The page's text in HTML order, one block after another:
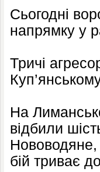
Сьогодні
напрямку у
Тричі
На
відбили
Нововодяне,
бій триває